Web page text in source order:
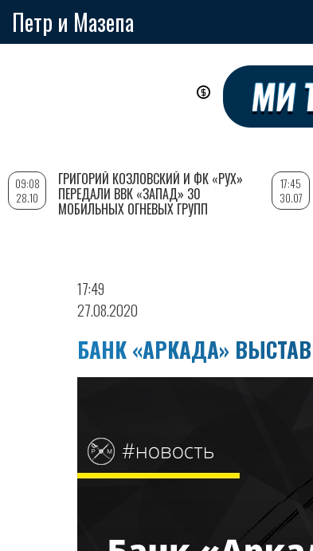
Петр и Мазепа
17:49
27.08.2020
БАНК «АРКАДА»
09:08
28.10
ГРИГОРИЙ КОЗЛОВСКИЙ И ФК «РУХ»
ПЕРЕДАЛИ ВВК «ЗАПАД» 30
МОБИЛЬНЫХ ОГНЕВЫХ ГРУПП
17:45
30.07